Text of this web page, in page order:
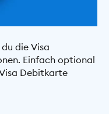
die Visa
Einfach optional
Debitkarte